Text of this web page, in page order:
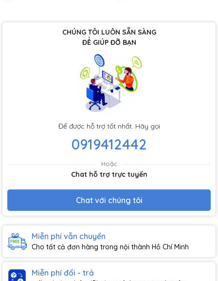
CHÚNG TÔI LUÔN SẴN SÀNG
ĐỂ GIÚP ĐỠ BẠN
Để được hỗ trợ tốt nhất. Hãy gọi
0919412442
Hoặc
Chat hỗ trợ trực tuyến
Chat với chúng tôi
Miễn phí vẫn chuyển
Cho tất cả đơn hàng trong nội thành Hồ Chí Minh
Miễn phí đổi - trả